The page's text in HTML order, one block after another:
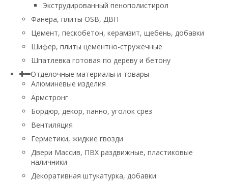
Экструдированный пенополистирол
Фанера, плиты OSB, ДВП
Цемент, пескобетон, керамзит, щебень, добавки
Шифер, плиты цементно-стружечные
Шпатлевка готовая по дереву и бетону
Отделочные материалы и товары
Алюминевые изделия
Армстронг
Бордюр, декор, панно, уголок срез
Вентиляция
Герметики, жидкие гвозди
Двери Массив, ПВХ раздвижные, пластиковые
наличники
Декоративная штукатурка, добавки